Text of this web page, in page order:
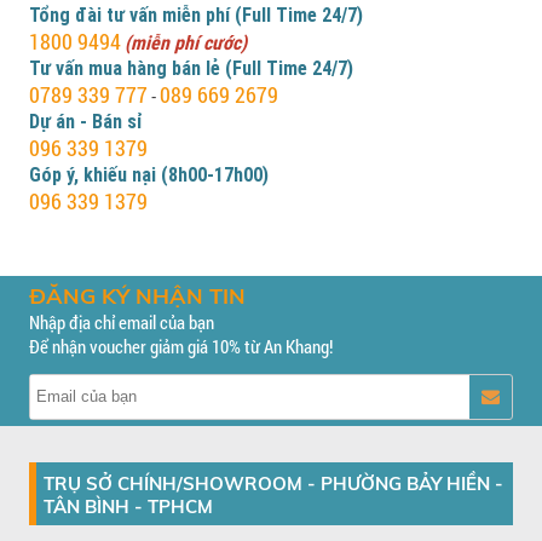
Tổng đài tư vấn miễn phí (Full Time 24/7)
1800 9494 (miễn phí cước)
Tư vấn mua hàng bán lẻ (Full Time 24/7)
0789 339 777 -089 669 2679
Dự án - Bán sỉ
096 339 1379
Góp ý, khiếu nại (8h00-17h00)
096 339 1379
ĐĂNG KÝ NHẬN TIN
Nhập địa chỉ email của bạn
Để nhận voucher giảm giá 10% từ An Khang!
TRỤ SỞ CHÍNH/SHOWROOM - PHƯỜNG BẢY HIỀN -
TÂN BÌNH - TPHCM